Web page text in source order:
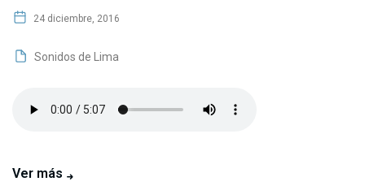
24 diciembre, 2016
Sonidos de Lima
Ver más